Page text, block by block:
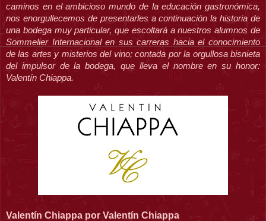
caminos en el ambicioso mundo de la educación gastronómica,
nos enorgullecemos de presentarles a continuación la historia de
una bodega muy particular, que escoltará a nuestros alumnos de
Sommelier Internacional en sus carreras hacia el conocimiento
de las artes y misterios del vino; contada por la orgullosa bisnieta
del impulsor de la bodega, que lleva el nombre en su honor:
Valentín Chiappa.
Valentín Chiappa por Valentín Chiappa